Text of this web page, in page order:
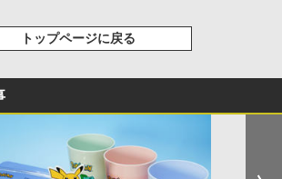
トップページに戻る